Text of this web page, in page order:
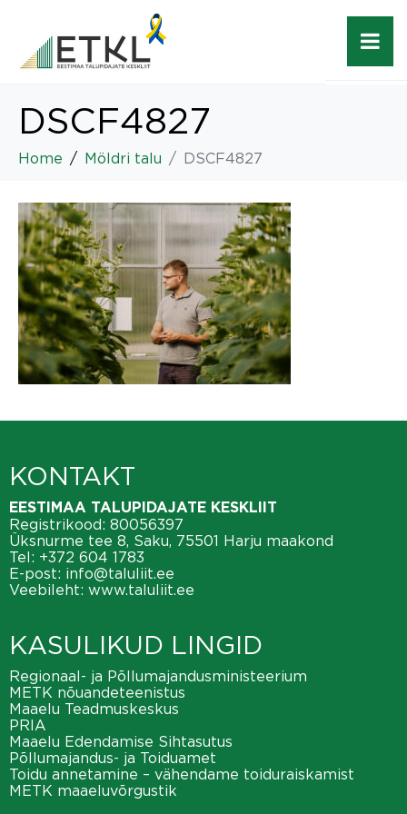
DSCF4827
Home Möldri talu DSCF4827
KONTAKT
EESTIMAA TALUPIDAJATE KESKLIIT
Registrikood: 80056397
Üksnurme tee 8, Saku, 75501 Harju maakond
Tel: +372 604 1783
E-post: info@taluliit.ee
Veebileht: www.taluliit.ee
KASULIKUD LINGID
Regionaal- ja Põllumajandusministeerium
METK nõuandeteenistus
Maaelu Teadmuskeskus
PRIA
Maaelu Edendamise Sihtasutus
Põllumajandus- ja Toiduamet
Toidu annetamine – vähendame toiduraiskamist
METK maaeluvõrgustik